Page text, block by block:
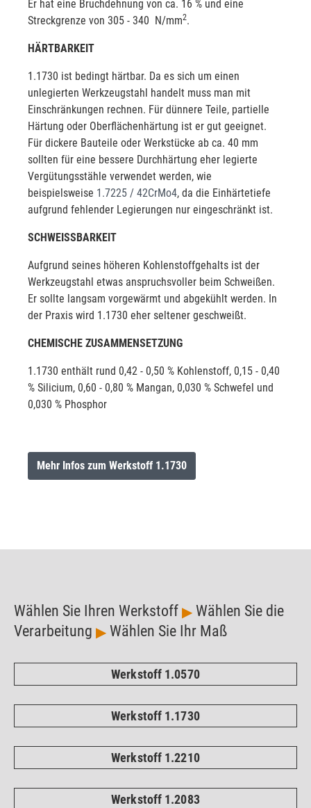
Wählen Sie Ihren Werkstoff ▶ Wählen Sie die
Verarbeitung ▶ Wählen Sie Ihr Maß
Werkstoff 1.0570
Werkstoff 1.1730
Werkstoff 1.2210
Werkstoff 1.2083
Er hat eine Bruchdehnung von ca. 16 % und eine
Streckgrenze von 305 - 340 N/mm2.
HÄRTBARKEIT
1.1730 ist bedingt härtbar. Da es sich um einen
unlegierten Werkzeugstahl handelt muss man mit
Einschränkungen rechnen. Für dünnere Teile, partielle
Härtung oder Oberflächenhärtung ist er gut geeignet.
Für dickere Bauteile oder Werkstücke ab ca. 40 mm
sollten für eine bessere Durchhärtung eher legierte
Vergütungsstähle verwendet werden, wie
beispielsweise 1.7225 / 42CrMo4, da die Einhärtetiefe
aufgrund fehlender Legierungen nur eingeschränkt ist.
SCHWEISSBARKEIT
Aufgrund seines höheren Kohlenstoffgehalts ist der
Werkzeugstahl etwas anspruchsvoller beim Schweißen.
Er sollte langsam vorgewärmt und abgekühlt werden. In
der Praxis wird 1.1730 eher seltener geschweißt.
CHEMISCHE ZUSAMMENSETZUNG
1.1730 enthält rund 0,42 - 0,50 % Kohlenstoff, 0,15 - 0,40
% Silicium, 0,60 - 0,80 % Mangan, 0,030 % Schwefel und
0,030 % Phosphor
Mehr Infos zum Werkstoff 1.1730